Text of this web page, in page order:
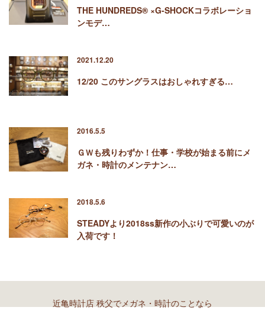
THE HUNDREDS® ×G-SHOCKコラボレーショ
ンモデ…
2021.12.20
12/20 このサングラスはおしゃれすぎる…
2016.5.5
ＧＷも残りわずか！仕事・学校が始まる前にメ
ガネ・時計のメンテナン…
2018.5.6
STEADYより2018ss新作の小ぶりで可愛いのが
入荷です！
近亀時計店 秩父でメガネ・時計のことなら